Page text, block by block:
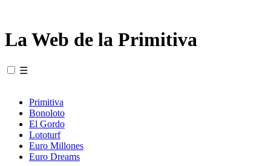
La Web de la Primitiva
☰
Primitiva
Bonoloto
El Gordo
Lototurf
Euro Millones
Euro Dreams